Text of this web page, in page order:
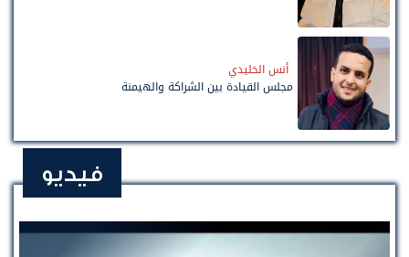
أنس الخليدي
مجلس القيادة بين الشراكة والهيمنة
فيديو